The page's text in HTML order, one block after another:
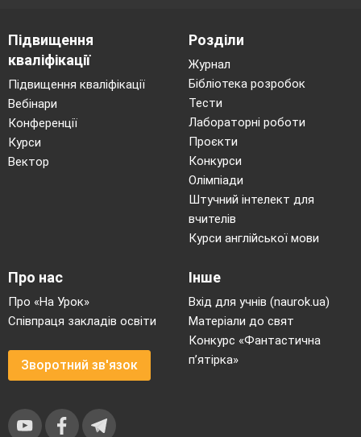
79 Ділення виду а:4. 08.04.2024
в кілька разів.
10.04.2024
111 - 112
81
11.04.2024
15.04.2024
83
Знаходження
невідомого
17.04.2024
116
84
Знаходження
невідомого
85 Діагностувальна
Підвищення
кваліфікації
Підвищення кваліфікації
Вебінари
Конференції
Курси
Вектор
Розділи
Журнал
Бібліотека розробок
Тести
Лабораторні роботи
Проєкти
Конкурси
Олімпіади
Штучний інтелект для
вчителів
Курси англійської мови
Про нас
Про «На Урок»
Співпраця закладів освіти
Зворотний зв'язок
Інше
Вхід для учнів (naurok.ua)
Матеріали до свят
Конкурс «Фантастична
п’ятірка»